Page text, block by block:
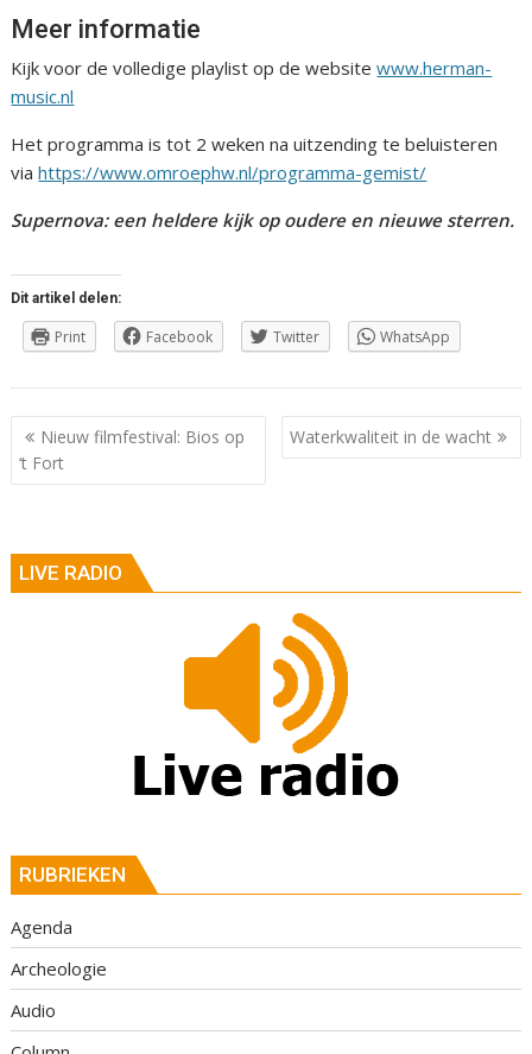
Meer informatie
Kijk voor de volledige playlist op de websitewww.herman-
music.nl
Het programma is tot 2 weken na uitzending te beluisteren
viahttps://www.omroephw.nl/programma-gemist/
Supernova: een heldere kijk op oudere en nieuwe sterren.
Dit artikel delen:
Print Facebook Twitter WhatsApp
Berichtnavigatie
Nieuw filmfestival: Bios op
‘t Fort
Waterkwaliteit in de wacht
LIVE RADIO
RUBRIEKEN
Agenda
Archeologie
Audio